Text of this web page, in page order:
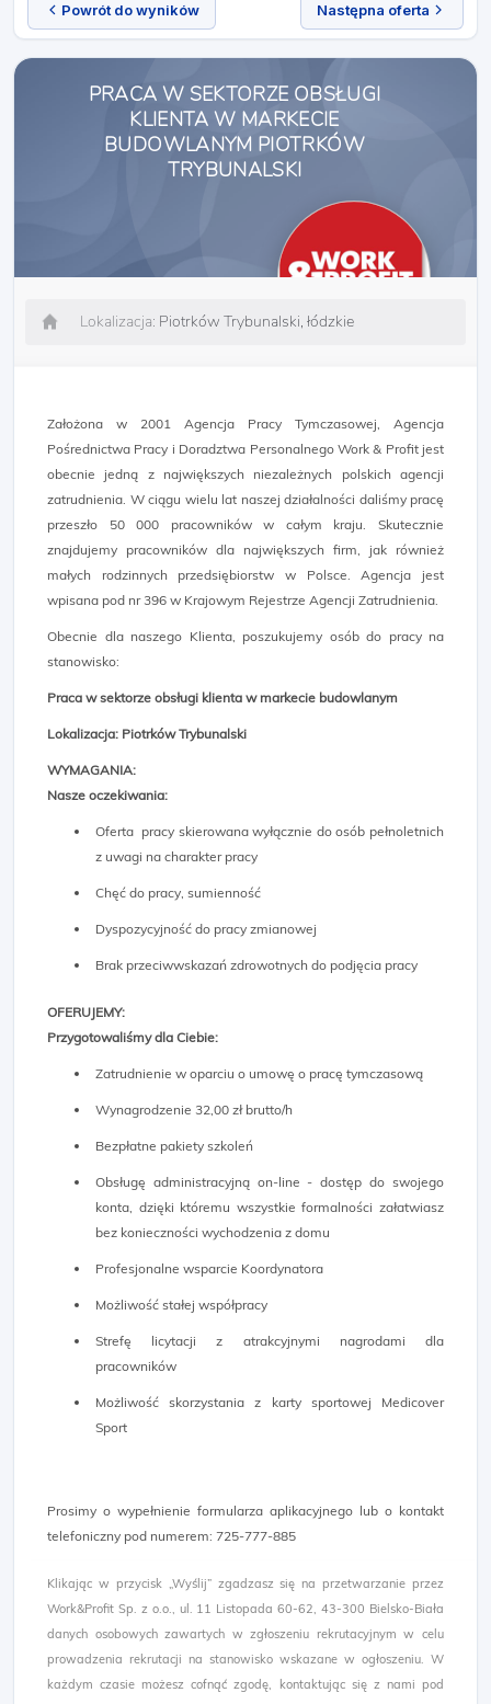
Powrót do wyników Następna oferta
PRACA W SEKTORZE OBSŁUGI
KLIENTA W MARKECIE
BUDOWLANYM PIOTRKÓW
TRYBUNALSKI
Lokalizacja: Piotrków Trybunalski, łódzkie
Założona w 2001 Agencja Pracy Tymczasowej, Agencja
Pośrednictwa Pracy i Doradztwa Personalnego Work & Profit jest
obecnie jedną z największych niezależnych polskich agencji
zatrudnienia. W ciągu wielu lat naszej działalności daliśmy pracę
przeszło 50 000 pracowników w całym kraju. Skutecznie
znajdujemy pracowników dla największych firm, jak również
małych rodzinnych przedsiębiorstw w Polsce. Agencja jest
wpisana pod nr 396 w Krajowym Rejestrze Agencji Zatrudnienia.
Obecnie dla naszego Klienta, poszukujemy osób do pracy na
stanowisko:
Praca w sektorze obsługi klienta w markecie budowlanym
Lokalizacja: Piotrków Trybunalski
WYMAGANIA:
Nasze oczekiwania:
Oferta pracy skierowana wyłącznie do osób pełnoletnich
z uwagi na charakter pracy
Chęć do pracy, sumienność
Dyspozycyjność do pracy zmianowej
Brak przeciwwskazań zdrowotnych do podjęcia pracy
OFERUJEMY:
Przygotowaliśmy dla Ciebie:
Zatrudnienie w oparciu o umowę o pracę tymczasową
Wynagrodzenie 32,00 zł brutto/h
Bezpłatne pakiety szkoleń
Obsługę administracyjną on-line - dostęp do swojego
konta, dzięki któremu wszystkie formalności załatwiasz
bez konieczności wychodzenia z domu
Profesjonalne wsparcie Koordynatora
Możliwość stałej współpracy
Strefę licytacji z atrakcyjnymi nagrodami dla
pracowników
Możliwość skorzystania z karty sportowej Medicover
Sport
Prosimy o wypełnienie formularza aplikacyjnego lub o kontakt
telefoniczny pod numerem: 725-777-885​
Klikając w przycisk „Wyślij” zgadzasz się na przetwarzanie przez
Work&Profit Sp. z o.o., ul. 11 Listopada 60-62, 43-300 Bielsko-Biała
danych osobowych zawartych w zgłoszeniu rekrutacyjnym w celu
prowadzenia rekrutacji na stanowisko wskazane w ogłoszeniu. W
każdym czasie możesz cofnąć zgodę, kontaktując się z nami pod